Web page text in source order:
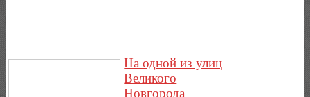
На одной из улиц
Великого
Новгорода